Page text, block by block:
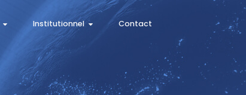
Institutionnel Contact